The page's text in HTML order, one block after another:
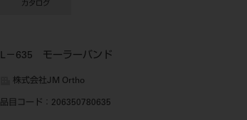
カタログ
L－635 モーラーバンド
株式会社JM Ortho
品目コード ：206350780635